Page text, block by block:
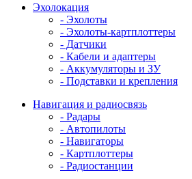
Эхолокация
- Эхолоты
- Эхолоты-картплоттеры
- Датчики
- Кабели и адаптеры
- Аккумуляторы и ЗУ
- Подставки и крепления
Навигация и радиосвязь
- Радары
- Автопилоты
- Навигаторы
- Картплоттеры
- Радиостанции